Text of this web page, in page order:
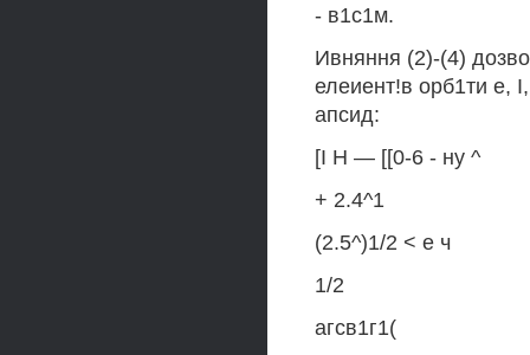
- в1с1м.
Ивняння (2)-(4)
елеиент!в орб1ти е,
апсид:
[I Н — [[0-6 - ну ^
+ 2.4^1
(2.5^)1/2 < е ч
1/2
агсв1г1(